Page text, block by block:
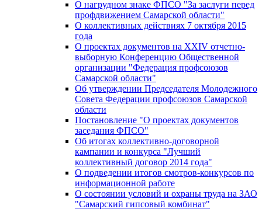
О нагрудном знаке ФПСО "За заслуги перед
профдвижением Самарской области"
О коллективных действиях 7 октября 2015
года
О проектах документов на XXIV отчетно-
выборную Конференцию Общественной
организации "Федерация профсоюзов
Самарской области"
Об утверждении Председателя Молодежного
Совета Федерации профсоюзов Самарской
области
Постановление "О проектах документов
заседания ФПСО"
Об итогах коллективно-договорной
кампании и конкурса "Лучший
коллективный договор 2014 года"
О подведении итогов смотров-конкурсов по
информационной работе
О состоянии условий и охраны труда на ЗАО
"Самарский гипсовый комбинат"